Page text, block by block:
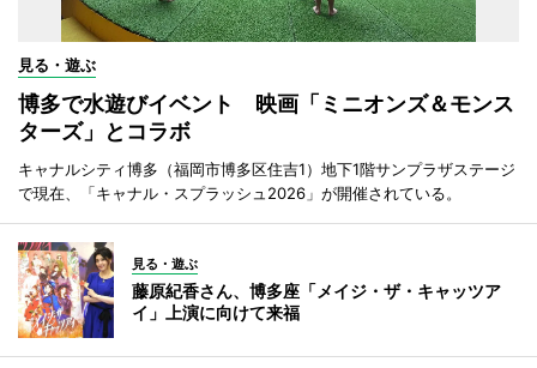
見る・遊ぶ
博多で水遊びイベント 映画「ミニオンズ＆モンス
ターズ」とコラボ
キャナルシティ博多（福岡市博多区住吉1）地下1階サンプラザステージ
で現在、「キャナル・スプラッシュ2026」が開催されている。
見る・遊ぶ
藤原紀香さん、博多座「メイジ・ザ・キャッツア
イ」上演に向けて来福